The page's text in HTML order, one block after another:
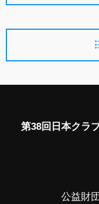
第38回日本クラ
公益財